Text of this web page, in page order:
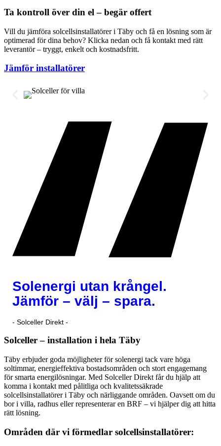
Ta kontroll över din el – begär offert
Vill du jämföra solcellsinstallatörer i Täby och få en lösning som är
optimerad för dina behov? Klicka nedan och få kontakt med rätt
leverantör – tryggt, enkelt och kostnadsfritt.
Jämför installatörer
Solenergi utan krångel.
Jämför – välj – spara.
- Solceller Direkt -
Solceller – installation i hela Täby
Täby erbjuder goda möjligheter för solenergi tack vare höga
soltimmar, energieffektiva bostadsområden och stort engagemang
för smarta energilösningar. Med Solceller Direkt får du hjälp att
komma i kontakt med pålitliga och kvalitetssäkrade
solcellsinstallatörer i Täby och närliggande områden. Oavsett om du
bor i villa, radhus eller representerar en BRF – vi hjälper dig att hitta
rätt lösning.
Områden där vi förmedlar solcellsinstallatörer: